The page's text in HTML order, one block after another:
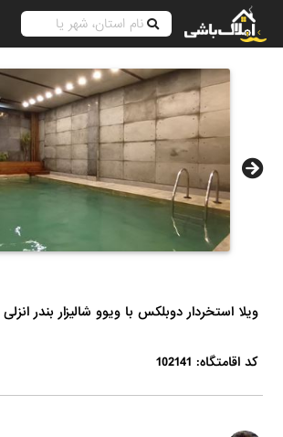
ویلا استخردار دوبلکس با ویوو شالیزار بندر انزلی
کد اقامتگاه: 102141